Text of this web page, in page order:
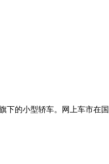
下的小型轿车。网上车市在